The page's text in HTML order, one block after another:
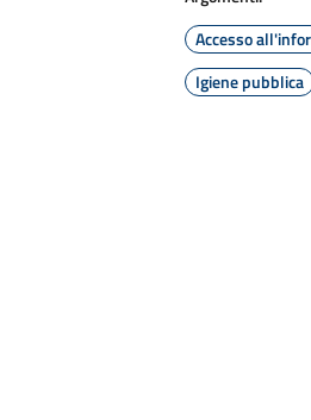
Accesso
Igiene pubblica